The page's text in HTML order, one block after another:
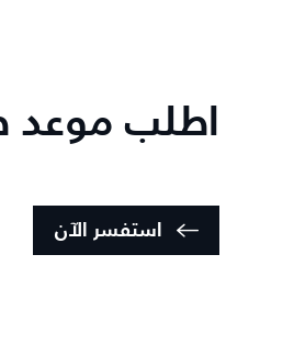
اطلب موعد
استفسر الآن